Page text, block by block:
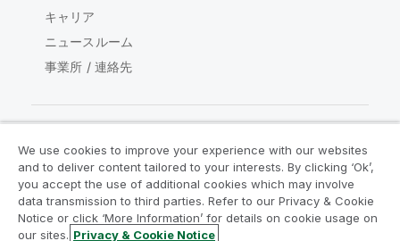
キャリア
ニュースルーム
事業所 / 連絡先
Qlik コミュニティ
法的契約 製品規約
Legal Policies
リーガルポリシー
利用規約
We use cookies to improve your experience with our websites
and to deliver content tailored to your interests. By clicking ‘Ok’,
you accept the use of additional cookies which may involve
data transmission to third parties. Refer to our Privacy & Cookie
Notice or click ‘More Information’ for details on cookie usage on
our sites. Privacy & Cookie Notice